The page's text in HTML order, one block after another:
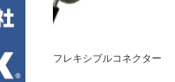
フレキシブルコネクター